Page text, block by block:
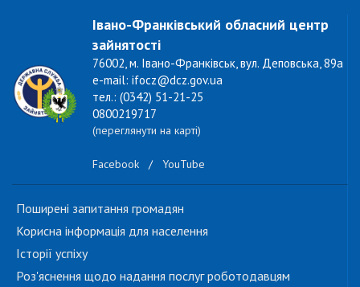
Івано-Франківський обласний центр
зайнятості
76002, м. Івано-Франківськ, вул. Деповська, 89а
e-mail: ifocz@dcz.gov.ua
тел.: (0342) 51-21-25
0800219717
(переглянути на карті)
Facebook / YouTube
Поширені запитання громадян
Корисна інформація для населення
Історії успіху
Роз'яснення щодо надання послуг роботодавцям